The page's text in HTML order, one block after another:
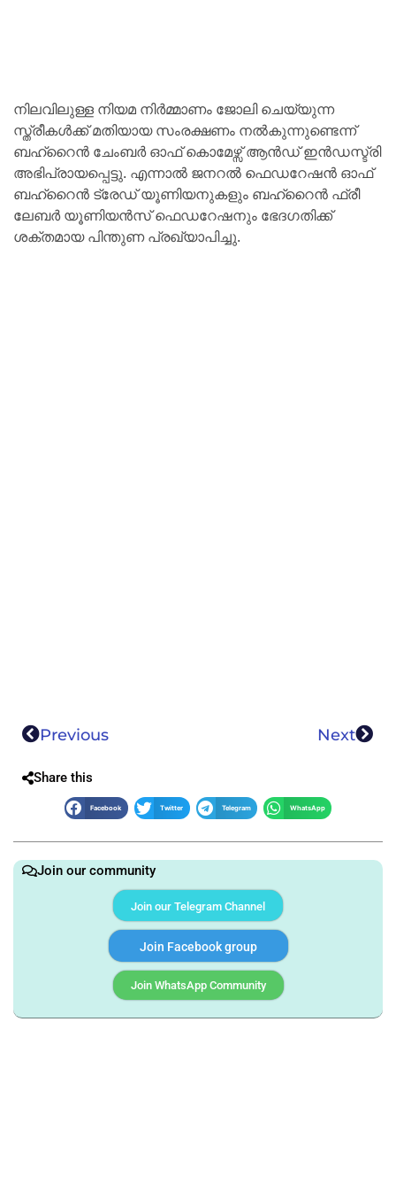
നിലവിലുള്ള നിയമ നിര്‍മ്മാണം ജോലി ചെയ്യുന്ന
സ്ത്രീകള്‍ക്ക് മതിയായ സംരക്ഷണം നല്‍കുന്നുണ്ടെന്ന്
ബഹ്റൈന്‍ ചേംബര്‍ ഓഫ് കൊമേഴ്സ് ആന്‍ഡ് ഇന്‍ഡസ്ട്രി
അഭിപ്രായപ്പെട്ടു. എന്നാല്‍ ജനറല്‍ ഫെഡറേഷന്‍ ഓഫ്
ബഹ്റൈന്‍ ട്രേഡ് യൂണിയനുകളും ബഹ്റൈന്‍ ഫ്രീ
ലേബര്‍ യൂണിയന്‍സ് ഫെഡറേഷനും ഭേദഗതിക്ക്
ശക്തമായ പിന്തുണ പ്രഖ്യാപിച്ചു.
Previous Next
Share this
Facebook Twitter Telegram WhatsApp
Join our community
Join our Telegram Channel
Join Facebook group
Join WhatsApp Community